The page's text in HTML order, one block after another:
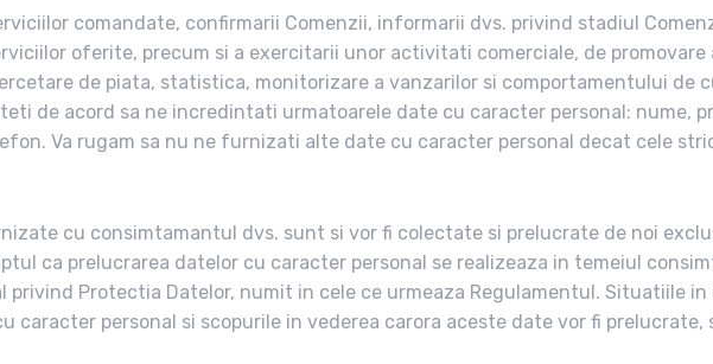
comandate, confirmarii Comenzii, informarii dvs. privind stadiul
oferite, precum si a exercitarii unor activitati comerciale, de
de piata, statistica, monitorizare a vanzarilor si comportamentului de
de acord sa ne incredintati urmatoarele date cu caracter personal: nume,
Va rugam sa nu ne furnizati alte date cu caracter personal decat cele
cu consimtamantul dvs. sunt si vor fi colectate si prelucrate de noi
ca prelucrarea datelor cu caracter personal se realizeaza in temeiul
Protectia Datelor, numit in cele ce urmeaza Regulamentul. Situatiile in
caracter personal si scopurile in vederea carora aceste date vor fi prelucrate,